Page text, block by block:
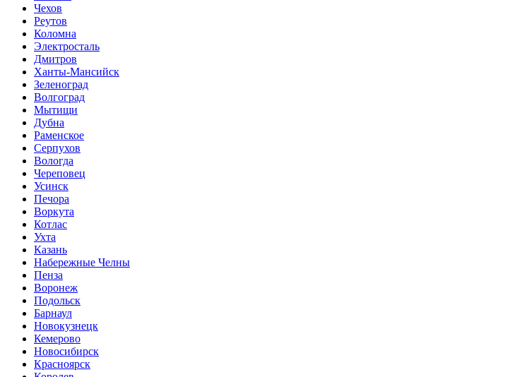
Чехов
Реутов
Коломна
Электросталь
Дмитров
Ханты-Мансийск
Зеленоград
Волгоград
Мытищи
Дубна
Раменское
Серпухов
Вологда
Череповец
Усинск
Печора
Воркута
Котлас
Ухта
Казань
Набережные Челны
Пенза
Воронеж
Подольск
Барнаул
Новокузнецк
Кемерово
Новосибирск
Красноярск